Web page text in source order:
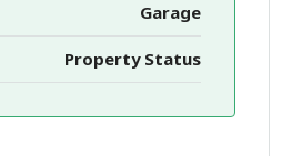
Garage
Property Status